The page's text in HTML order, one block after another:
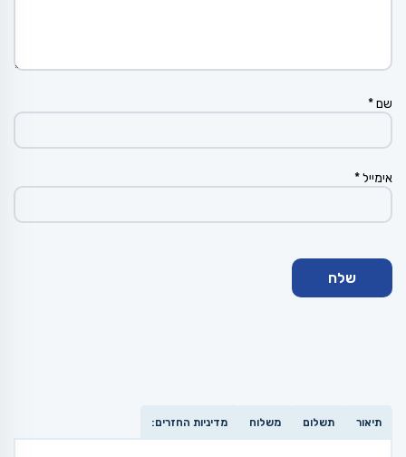
שם*
אימייל*
תיאור תשלום משלוח מדיניות החזרים: